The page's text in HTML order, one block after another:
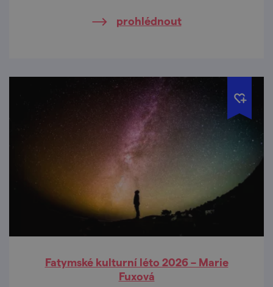
prohlédnout
Fatymské kulturní léto 2026 – Marie
Fuxová